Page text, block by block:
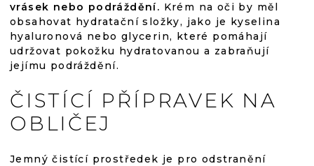
vrásek nebo podráždění. Krém na oči by měl
obsahovat hydratační složky, jako je kyselina
hyaluronová nebo glycerin, které pomáhají
udržovat pokožku hydratovanou a zabraňují
jejímu podráždění.
ČISTÍCÍ PŘÍPRAVEK NA
OBLIČEJ
Jemný čistící prostředek je pro odstranění